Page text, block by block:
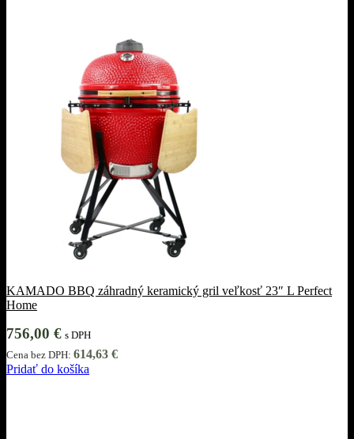
KAMADO BBQ záhradný keramický gril veľkosť 23″ L Perfect
Home
756,00 € s DPH
Cena bez DPH: 614,63 €
Pridať do košíka